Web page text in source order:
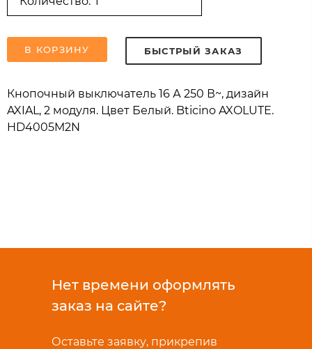
В КОРЗИНУ БЫСТРЫЙ ЗАКАЗ
Кнопочный выключатель 16 А 250 В~, дизайн
AXIAL, 2 модуля. Цвет Белый. Bticino AXOLUTE.
HD4005M2N
Нет времени оформлять
заказ на сайте?
Оставьте заявку, прикрепив